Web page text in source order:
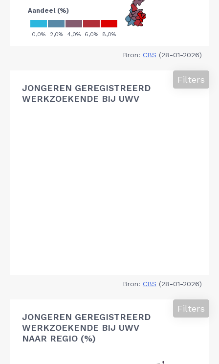
Bron: CBS (28-01-2026)
JONGEREN GEREGISTREERD
WERKZOEKENDE BIJ UWV
Filters
Bron: CBS (28-01-2026)
JONGEREN GEREGISTREERD
WERKZOEKENDE BIJ UWV
NAAR REGIO (%)
Filters